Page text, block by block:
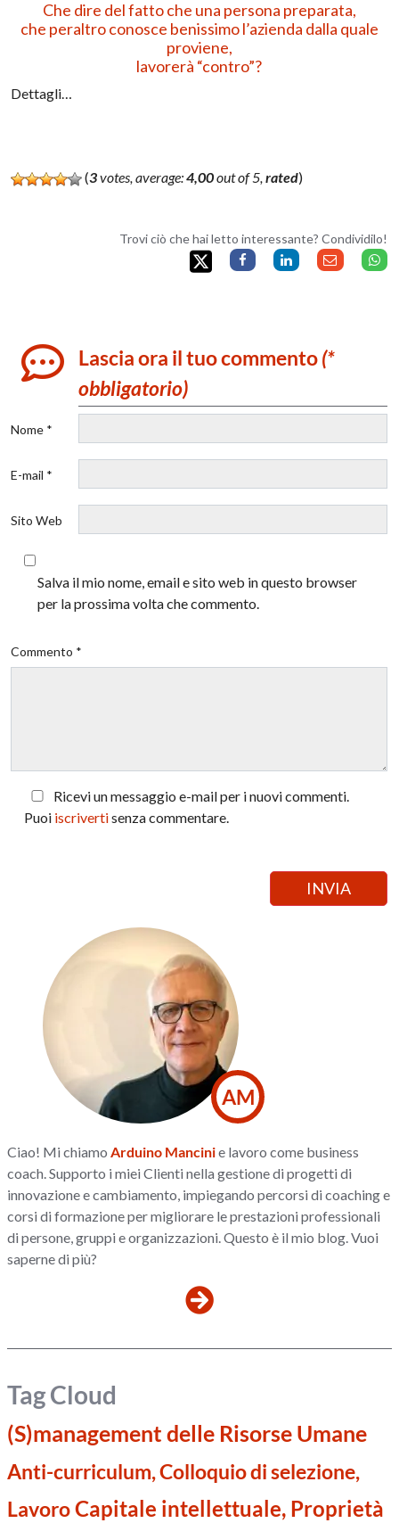
Che dire del fatto che una persona preparata,
che peraltro conosce benissimo l’azienda dalla quale
proviene,
lavorerà “contro”?
Dettagli…
(3votes, average:4,00out of 5,rated)
Trovi ciò che hai letto interessante? Condividilo!
Lascia ora il tuo commento(*
obbligatorio)
Nome *
E-mail *
Sito Web
Salva il mio nome, email e sito web in questo browser
per la prossima volta che commento.
Commento *
Ricevi un messaggio e-mail per i nuovi commenti.
Puoi iscrivertisenza commentare.
AM
Ciao! Mi chiamoArduino Mancinie lavoro come business
coach. Supporto i miei Clienti nella gestione di progetti di
innovazione e cambiamento, impiegando percorsi di coaching e
corsi di formazione per migliorare le prestazioni professionali
di persone, gruppi e organizzazioni. Questo è il mio blog. Vuoi
saperne di più?
Tag Cloud
(S)management delle Risorse Umane
Anti-curriculum, Colloquio di selezione,
LavoroCapitale intellettuale, Proprietà